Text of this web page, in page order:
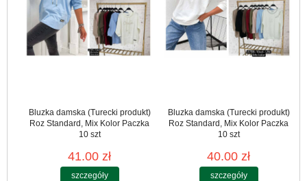
Bluzka damska (Turecki produkt)
Roz Standard, Mix Kolor Paczka
10 szt
41.00 zł
szczegóły
Bluzka damska (Turecki produkt)
Roz Standard, Mix Kolor Paczka
10 szt
40.00 zł
szczegóły